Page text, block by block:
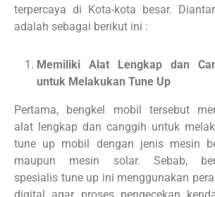
terpercaya di Kota-kota besar.
adalah sebagai berikut ini :
Memiliki Alat Lengkap dan
untuk Melakukan Tune Up
Pertama, bengkel mobil tersebut
alat lengkap dan canggih untuk
tune up mobil dengan jenis mesin
maupun mesin solar. Sebab,
spesialis tune up ini menggunakan